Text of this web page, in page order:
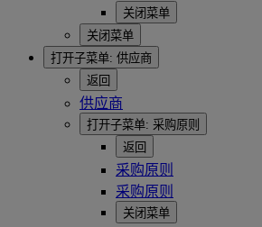
关闭菜单
关闭菜单
打开子菜单: 供应商
返回
供应商
打开子菜单: 采购原则
返回
采购原则
采购原则
关闭菜单